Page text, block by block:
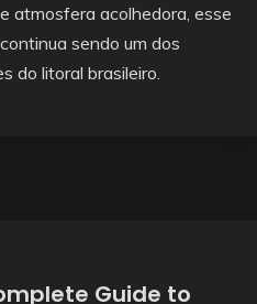
atmosfera acolhedora, esse
sendo um dos
do litoral brasileiro.
Guide to